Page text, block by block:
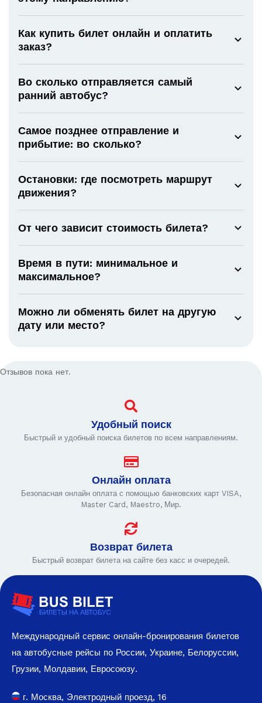
Как купить билет онлайн и оплатить
заказ?
Во сколько отправляется самый
ранний автобус?
Самое позднее отправление и
прибытие: во сколько?
Остановки: где посмотреть маршрут
движения?
От чего зависит стоимость билета?
Время в пути: минимальное и
максимальное?
Можно ли обменять билет на другую
дату или место?
Отзывов пока нет.
Удобный поиск
Быстрый и удобный поиска билетов по всем направлениям.
Онлайн оплата
Безопасная онлайн оплата с помощью банковских карт VISA,
Master Card, Maestro, Мир.
Возврат билета
Быстрый возврат билета на сайте без касс и очередей.
Международный сервис онлайн-бронирования билетов
на автобусные рейсы по России, Украине, Белоруссии,
Грузии, Молдавии, Евросоюзу.
г. Москва, Электродный проезд, 16